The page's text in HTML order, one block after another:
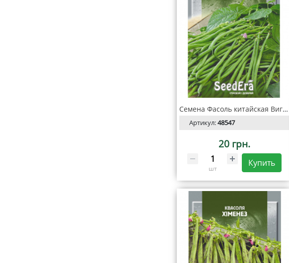
Семена Фасоль китайская Вигна Людмила 10 г, Seedera
Артикул:48547
20 грн.
шт
Купить